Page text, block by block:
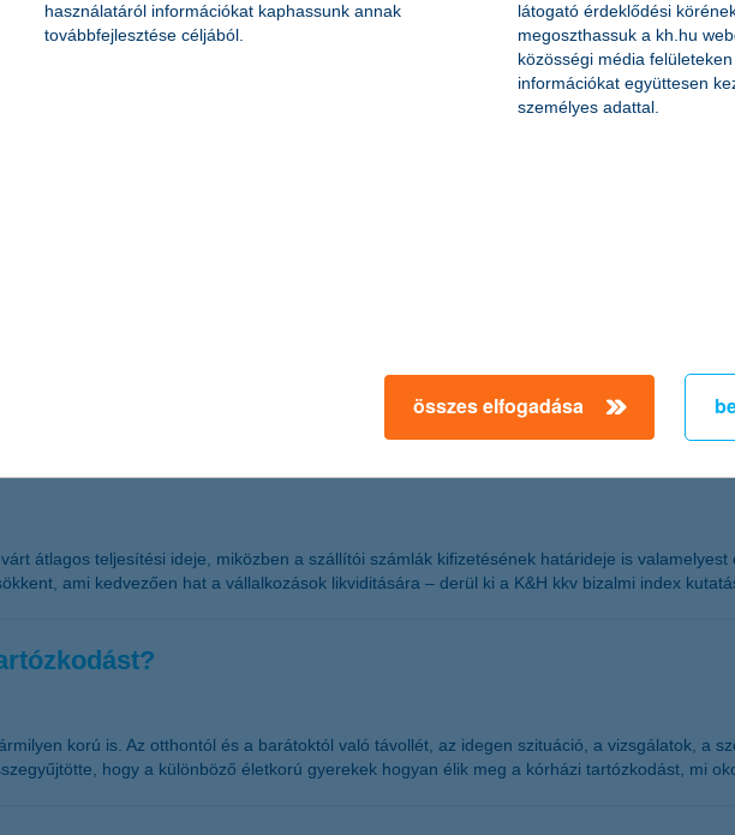
a hirtelen érkezett hidegbetörés
a lakások megújításához termékeket kínáló cégekkel és a felújítási
használja fel a megkapott kölcsönt. Átlagosan 800.000 forintot vesznek fel ilyen célra,
átlagos teljesítési ideje, miközben a szállítói számlák kifizetésének határideje is
ami kedvezően hat a vállalkozások likviditására – derül ki a K&H kkv bizalmi index
korú is. Az otthontól és a barátoktól való távollét, az idegen szituáció, a vizsgálatok, a
hogy a különböző életkorú gyerekek hogyan élik meg a kórházi tartózkodást, mi
használatáról információkat kaphassunk annak
továbbfejlesztése céljából.
látogató érdeklődési
megoszthassuk a kh.hu
közösségi média
információkat együttesen
személyes adattal.
összes elfogadása